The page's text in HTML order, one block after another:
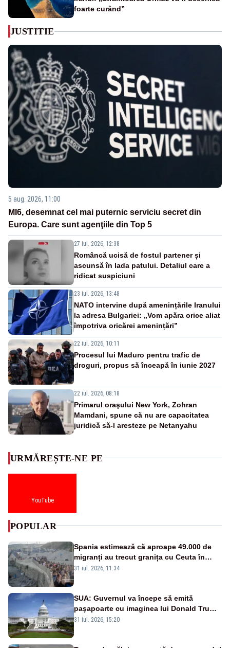
foarte curând”
JUSTITIE
5 aug. 2026, 11:00
MI6, desemnat cel mai puternic serviciu secret din
Europa. Care sunt agenţiile din Top 5
27 iul. 2026, 12:38
Româncă ucisă de fostul partener și
ascunsă în lada patului. Detaliul care a
ridicat suspiciuni
23 iul. 2026, 13:48
NATO intervine după amenințările Iranului
la adresa Bulgariei: „Vom apăra orice aliat
împotriva oricărei amenințări”
22 iul. 2026, 10:11
Procesul lui Maduro pentru trafic de
droguri, propus să înceapă în iunie 2027
22 iul. 2026, 08:18
Primarul oraşului New York, Zohran
Mamdani, spune că nu are capacitatea
juridică să-l aresteze pe Netanyahu
URMĂREȘTE-NE PE
YouTube
POPULAR
Spania estimează că aproape 49.000 de
migranți au trecut granița cu Ceuta în
ultimele 24 de ore. Bilanțul morților a
31 iul. 2026, 11:34
SUA: Guvernul va începe să emită
paşapoarte cu imaginea lui Donald Trump
începând cu 8 august
31 iul. 2026, 15:20